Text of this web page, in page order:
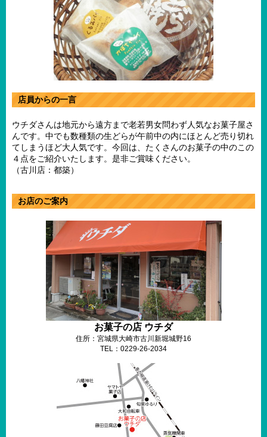
店員からの一言
ウチダさんは地元から遠方まで老若男女問わず人気なお菓子屋さ
んです。中でも数種類の生どらが午前中の内にほとんど売り切れ
てしまうほど大人気です。今回は、たくさんのお菓子の中のこの
４点をご紹介いたします。是非ご賞味ください。
（古川店：都築）
お店のご案内
お菓子の店 ウチダ
住所：宮城県大崎市古川新堀城野16
TEL：0229-26-2034